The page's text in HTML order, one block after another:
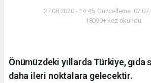
27.08.2020 - 14:45, Güncelleme:
18099+ kez okundu.
Önümüzdeki yıllarda Türkiye,
daha ileri noktalara gelecektir.